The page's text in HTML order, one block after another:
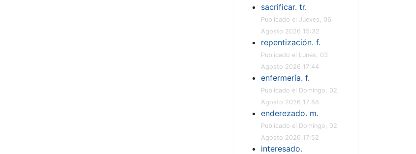
sacrificar. tr.
Publicado el Jueves, 06
Agosto 2026 15:32
repentización. f.
Publicado el Lunes, 03
Agosto 2026 17:44
enfermería. f.
Publicado el Domingo, 02
Agosto 2026 17:58
enderezado. m.
Publicado el Domingo, 02
Agosto 2026 17:52
interesado.